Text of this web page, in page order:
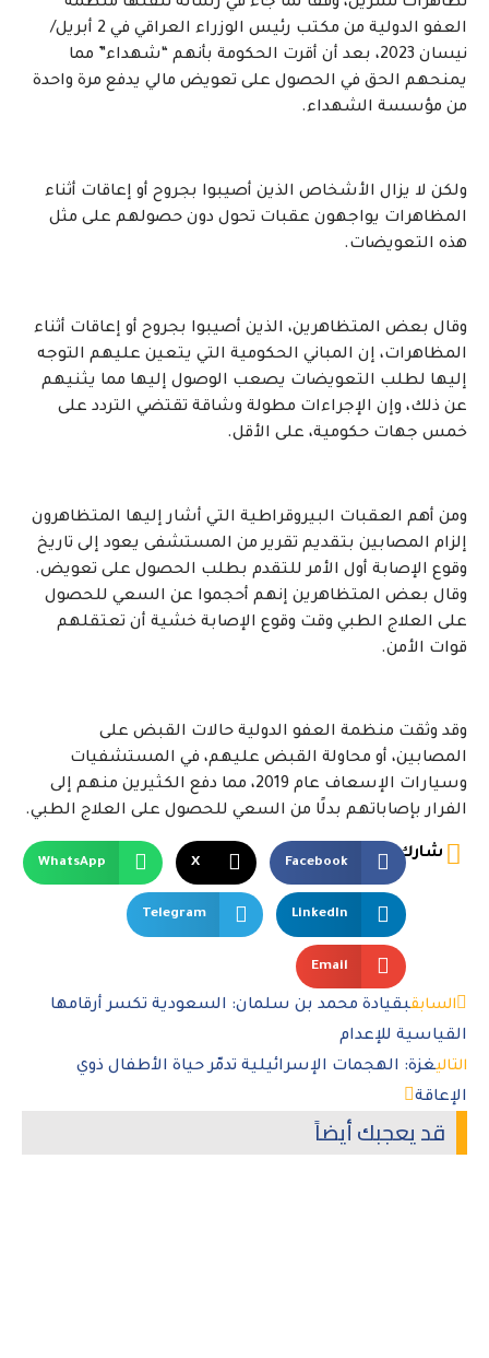
العفو الدولية من مكتب رئيس الوزراء العراقي في 2 أبريل/
نيسان 2023، بعد أن أقرت الحكومة بأنهم “شهداء” مما
يمنحهم الحق في الحصول على تعويض مالي يدفع مرة واحدة
من مؤسسة الشهداء.
ولكن لا يزال الأشخاص الذين أصيبوا بجروح أو إعاقات أثناء
المظاهرات يواجهون عقبات تحول دون حصولهم على مثل
هذه التعويضات.
وقال بعض المتظاهرين، الذين أصيبوا بجروح أو إعاقات أثناء
المظاهرات، إن المباني الحكومية التي يتعين عليهم التوجه
إليها لطلب التعويضات يصعب الوصول إليها مما يثنيهم
عن ذلك، وإن الإجراءات مطولة وشاقة تقتضي التردد على
خمس جهات حكومية، على الأقل.
ومن أهم العقبات البيروقراطية التي أشار إليها المتظاهرون
إلزام المصابين بتقديم تقرير من المستشفى يعود إلى تاريخ
وقوع الإصابة أول الأمر للتقدم بطلب الحصول على تعويض.
وقال بعض المتظاهرين إنهم أحجموا عن السعي للحصول
على العلاج الطبي وقت وقوع الإصابة خشية أن تعتقلهم
قوات الأمن.
وقد وثقت منظمة العفو الدولية حالات القبض على
المصابين، أو محاولة القبض عليهم، في المستشفيات
وسيارات الإسعاف عام 2019، مما دفع الكثيرين منهم إلى
الفرار بإصاباتهم بدلًا من السعي للحصول على العلاج الطبي.
شارك
Facebook
X
WhatsApp
LinkedIn
Telegram
Email
السابقبقيادة محمد بن سلمان: السعودية تكسر أرقامها
القياسية للإعدام
التاليغزة: الهجمات الإسرائيلية تدمّر حياة الأطفال ذوي
الإعاقة
قد يعجبك أيضاً